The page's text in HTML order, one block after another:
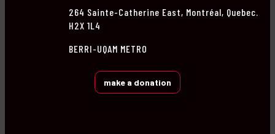
264 Sainte-Catherine East, Montréal, Quebec.
H2X 1L4
BERRI-UQAM METRO
make a donation